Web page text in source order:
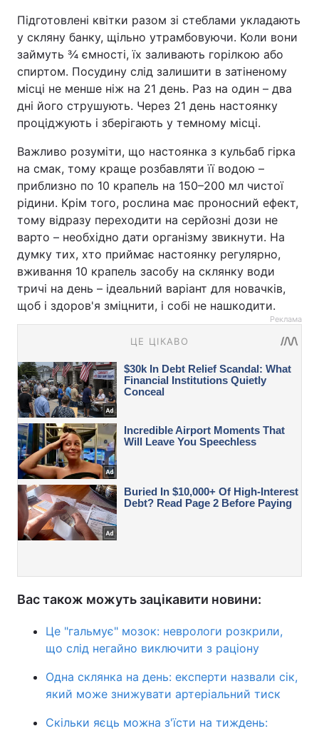
Підготовлені квітки разом зі стеблами укладають
у скляну банку, щільно утрамбовуючи. Коли вони
займуть ¾ ємності, їх заливають горілкою або
спиртом. Посудину слід залишити в затіненому
місці не менше ніж на 21 день. Раз на один – два
дні його струшують. Через 21 день настоянку
проціджують і зберігають у темному місці.
Важливо розуміти, що настоянка з кульбаб гірка
на смак, тому краще розбавляти її водою –
приблизно по 10 крапель на 150–200 мл чистої
рідини. Крім того, рослина має проносний ефект,
тому відразу переходити на серйозні дози не
варто – необхідно дати організму звикнути. На
думку тих, хто приймає настоянку регулярно,
вживання 10 крапель засобу на склянку води
тричі на день – ідеальний варіант для новачків,
щоб і здоров'я зміцнити, і собі не нашкодити.
Реклама
Вас також можуть зацікавити новини:
Це "гальмує" мозок: неврологи розкрили,
що слід негайно виключити з раціону
Одна склянка на день: експерти назвали сік,
який може знижувати артеріальний тиск
Скільки яєць можна з'їсти на тиждень: